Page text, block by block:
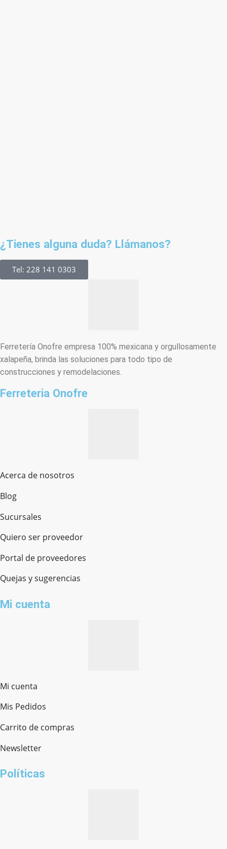
¿Tienes alguna duda? Llámanos?
Tel: 228 141 0303
Ferretería Onofre empresa 100% mexicana y orgullosamente
xalapeña, brinda las soluciones para todo tipo de
construcciones y remodelaciones.
Ferreteria Onofre
Acerca de nosotros
Blog
Sucursales
Quiero ser proveedor
Portal de proveedores
Quejas y sugerencias
Mi cuenta
Mi cuenta
Mis Pedidos
Carrito de compras
Newsletter
Políticas